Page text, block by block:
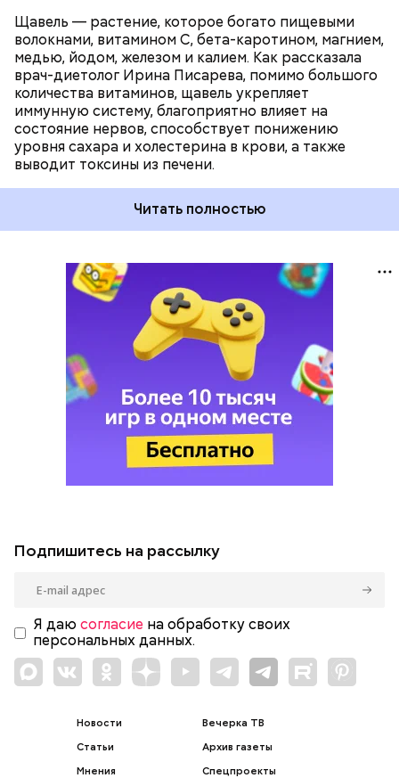
Щавель — растение, которое богато пищевыми
волокнами, витамином С, бета-каротином, магнием,
медью, йодом, железом и калием. Как рассказала
врач-диетолог Ирина Писарева, помимо большого
количества витаминов, щавель укрепляет
иммунную систему, благоприятно влияет на
состояние нервов, способствует понижению
уровня сахара и холестерина в крови, а также
выводит токсины из печени.
Читать полностью
Подпишитесь на рассылку
Я даю согласие на обработку своих
персональных данных.
Новости
Статьи
Мнения
Вечерка ТВ
Архив газеты
Спецпроекты